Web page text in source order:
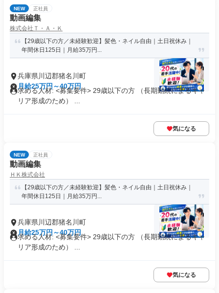
NEW 正社員
動画編集
株式会社Ｔ・Ａ・Ｋ
【29歳以下の方／未経験歓迎】髪色・ネイル自由｜土日祝休み｜
年間休日125日｜月給35万円...
兵庫県川辺郡猪名川町
月給25万円～40万円
求める人材: <募集要件> 29歳以下の方 （長期勤続によるキャ
リア形成のため） ...
気になる
NEW 正社員
動画編集
ＨＫ株式会社
【29歳以下の方／未経験歓迎】髪色・ネイル自由｜土日祝休み｜
年間休日125日｜月給35万円...
兵庫県川辺郡猪名川町
月給25万円～40万円
求める人材: <募集要件> 29歳以下の方 （長期勤続によるキャ
リア形成のため） ...
気になる